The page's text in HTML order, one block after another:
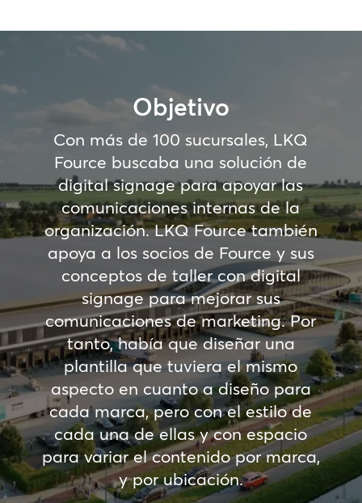
Objetivo
Con más de 100 sucursales, LKQ
Fource buscaba una solución de
digital signage para apoyar las
comunicaciones internas de la
organización. LKQ Fource también
apoya a los socios de Fource y sus
conceptos de taller con digital
signage para mejorar sus
comunicaciones de marketing. Por
tanto, había que diseñar una
plantilla que tuviera el mismo
aspecto en cuanto a diseño para
cada marca, pero con el estilo de
cada una de ellas y con espacio
para variar el contenido por marca,
y por ubicación.